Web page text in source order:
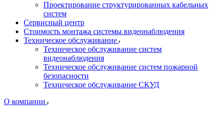
Проектирование структурированных кабельных
систем
Сервисный центр
Стоимость монтажа системы видеонаблюдения
Техническое обслуживание
Техническое обслуживание систем
видеонаблюдения
Техническое обслуживание систем пожарной
безопасности
Техническое обслуживание СКУД
О компании